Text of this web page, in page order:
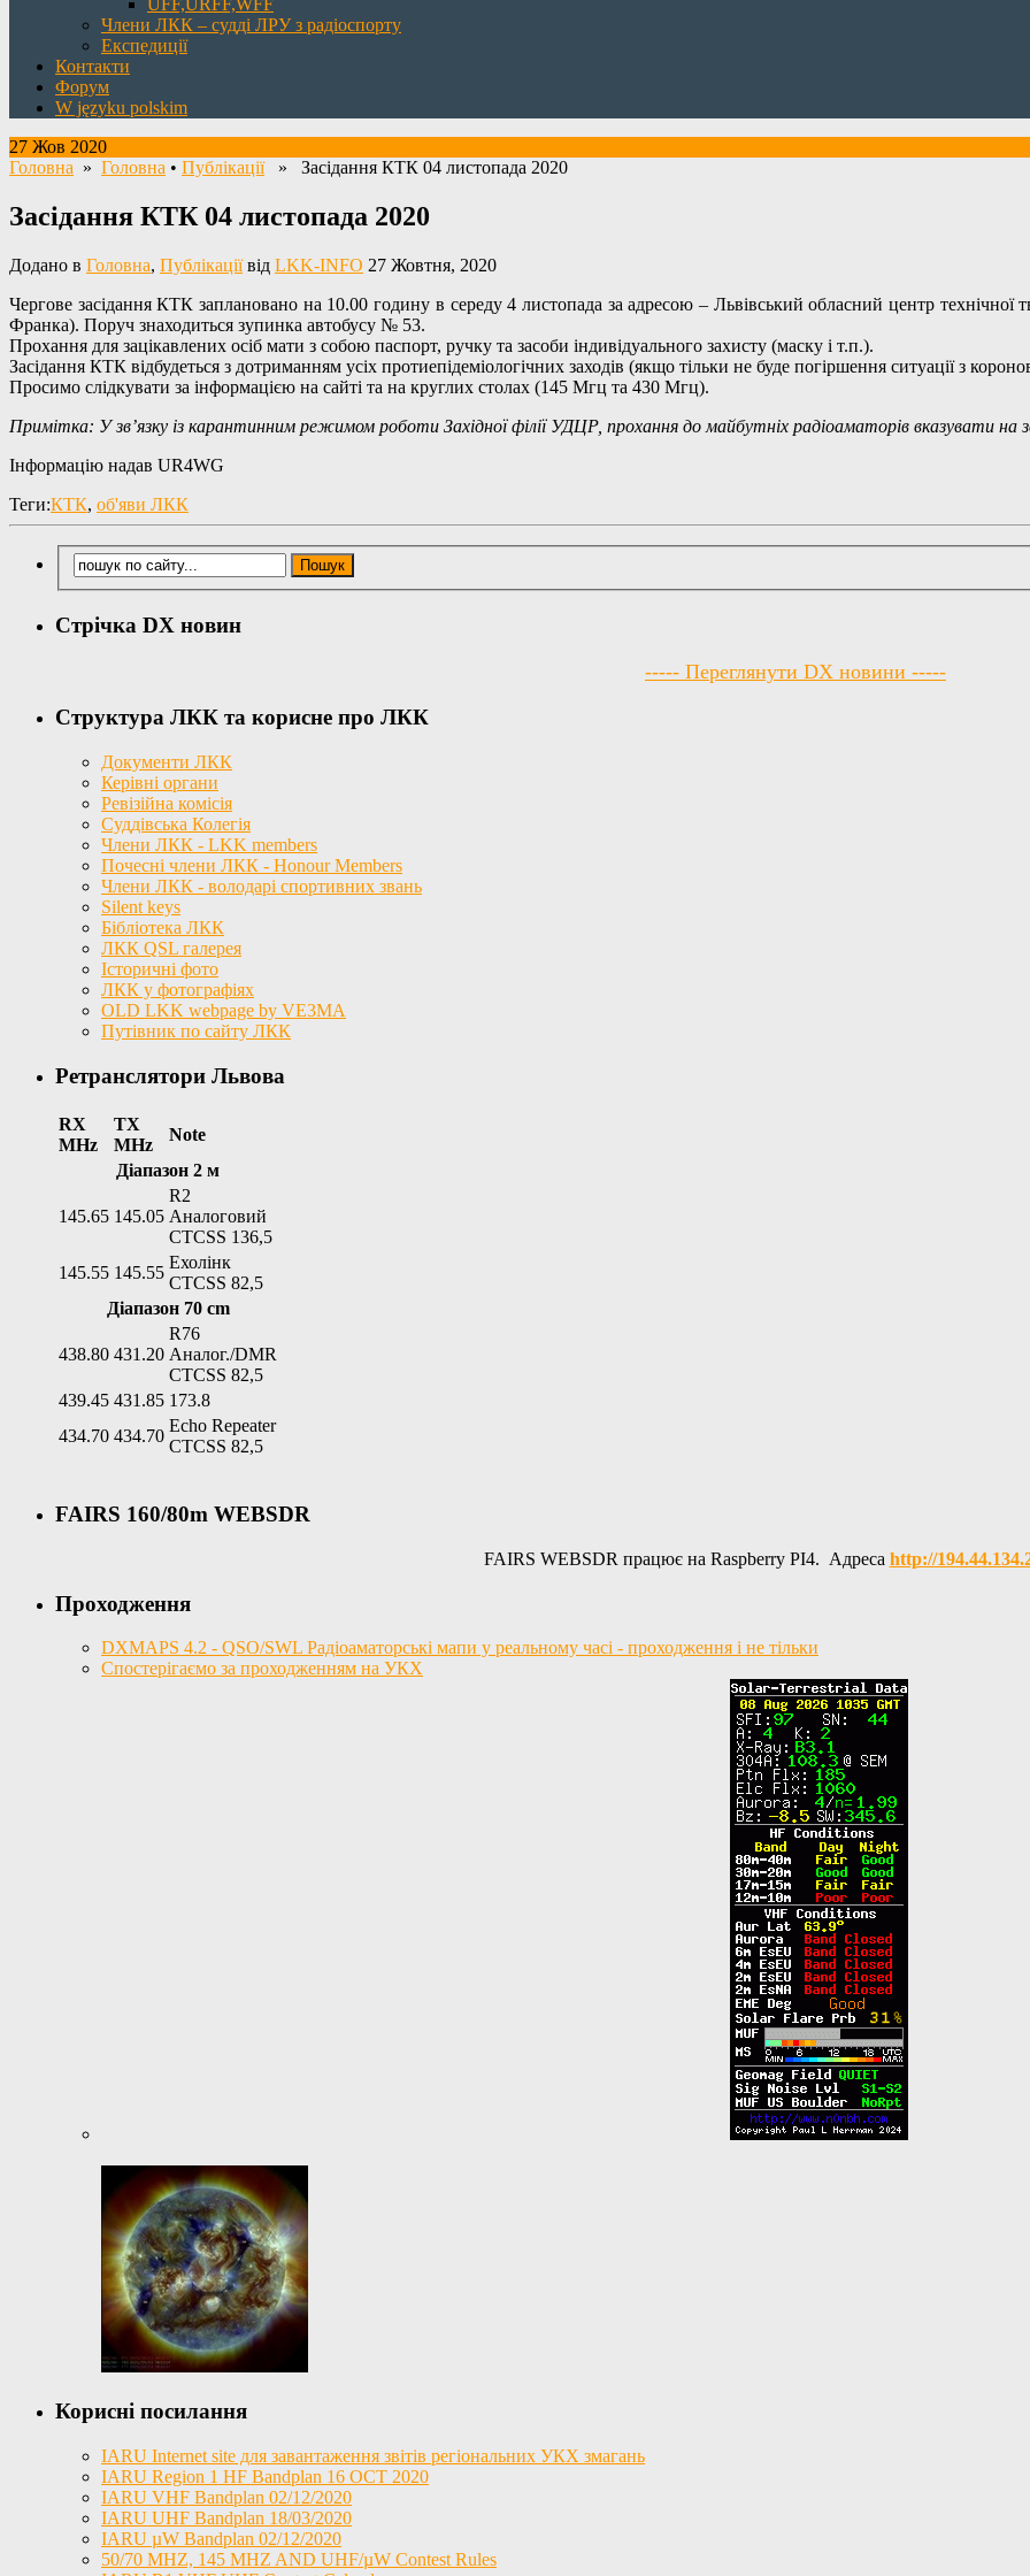
Члени ЛКК – судді ЛРУ з радіоспорту
Експедиції
Контакти
Форум
W języku polskim
27 Жов 2020
Головна » Головна • Публікації» Засідання КТК 04 листопада 2020
Засідання КТК 04 листопада 2020
Додано в Головна, Публікаціївід LKK-INFO 27 Жовтня, 2020
Чергове засідання КТК заплановано на 10.00 годину в середу 4 листопада за адресою – Львівський обласний центр технічної
Франка). Поруч знаходиться зупинка автобусу № 53.
Прохання для зацікавлених осіб мати з собою паспорт, ручку та засоби індивідуального захисту (маску і т.п.).
Засідання КТК відбудеться з дотриманням усіх протиепідеміологічних заходів (якщо тільки не буде погіршення ситуації з
Просимо слідкувати за інформацією на сайті та на круглих столах (145 Мгц та 430 Мгц).
Примітка: У зв’язку із карантинним режимом роботи Західної філії УДЦР, прохання до майбутніх радіоаматорів вказувати
Інформацію надав UR4WG
Теги:КТК, об'яви ЛКК
Стрічка DX новин
----- Переглянути DX новини -----
Структура ЛКК та корисне про ЛКК
Документи ЛКК
Керівні органи
Ревізійна комісія
Суддівська Колегія
Члени ЛКК - LKK members
Почесні члени ЛКК - Honour Members
Члени ЛКК - володарі спортивних звань
Silent keys
Бібліотека ЛКК
ЛКК QSL галерея
Історичні фото
ЛКК у фотографіях
OLD LKK webpage by VE3MA
Путівник по сайту ЛКК
Ретранслятори Львова
RX
MHz
TX
MHz
Note
Діапазон 2 м
145.65 145.05
R2
Аналоговий
CTCSS 136,5
145.55 145.55
Ехолінк
CTCSS 82,5
Діапазон 70 cm
438.80 431.20
R76
Аналог./DMR
CTCSS 82,5
439.45 431.85 173.8
434.70 434.70
Echo Repeater
CTCSS 82,5
FAIRS 160/80m WEBSDR
FAIRS WEBSDR працює на Raspberry PI4. Адреса http://
Проходження
DXMAPS 4.2 - QSO/SWL Радіоаматорські мапи у реальному часі - проходження і не тільки
Спостерігаємо за проходженням на УКХ
Корисні посилання
IARU Internet site для завантаження звітів регіональних УКХ змагань
IARU Region 1 HF Bandplan 16 OCT 2020
IARU VHF Bandplan 02/12/2020
IARU UHF Bandplan 18/03/2020
IARU µW Bandplan 02/12/2020
50/70 MHZ, 145 MHZ AND UHF/µW Contest Rules